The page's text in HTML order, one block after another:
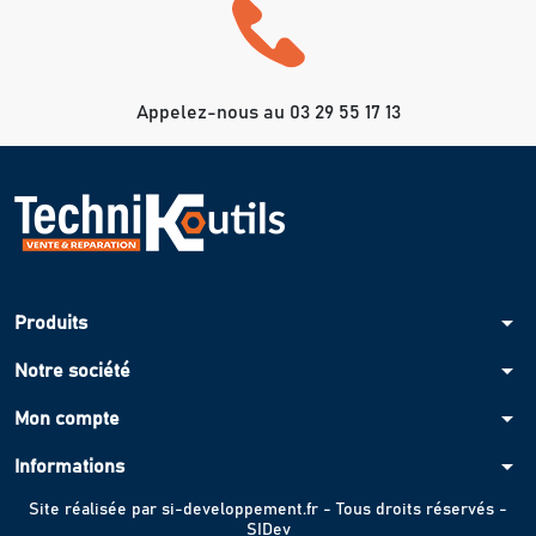
Appelez-nous au 03 29 55 17 13
Produits arrow_drop_down
Notre société arrow_drop_down
Mon compte arrow_drop_down
Informations arrow_drop_down
Site réalisée par si-developpement.fr - Tous droits réservés -
SIDev